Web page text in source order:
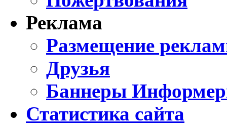
Реклама
Размещение
Друзья
Баннеры
Статистика сайта